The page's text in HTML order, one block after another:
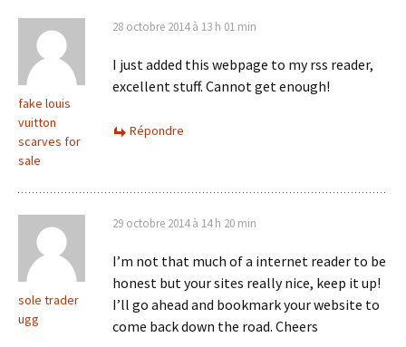
fake louis
vuitton
scarves for
sale
28 octobre 2014 à 13 h 01 min
I just added this webpage to my rss reader,
excellent stuff. Cannot get enough!
Répondre
sole trader
ugg
29 octobre 2014 à 14 h 20 min
I’m not that much of a internet reader to be
honest but your sites really nice, keep it up!
I’ll go ahead and bookmark your website to
come back down the road. Cheers